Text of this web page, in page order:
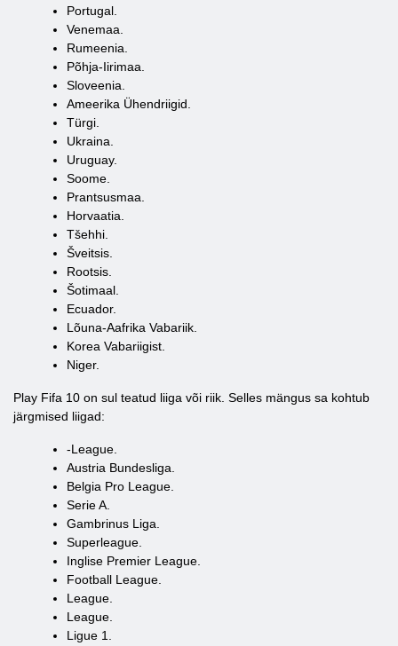
Portugal.
Venemaa.
Rumeenia.
Põhja-Iirimaa.
Sloveenia.
Ameerika Ühendriigid.
Türgi.
Ukraina.
Uruguay.
Soome.
Prantsusmaa.
Horvaatia.
Tšehhi.
Šveitsis.
Rootsis.
Šotimaal.
Ecuador.
Lõuna-Aafrika Vabariik.
Korea Vabariigist.
Niger.
Play Fifa 10 on sul teatud liiga või riik. Selles mängus sa kohtub
järgmised liigad:
-League.
Austria Bundesliga.
Belgia Pro League.
Serie A.
Gambrinus Liga.
Superleague.
Inglise Premier League.
Football League.
League.
League.
Ligue 1.